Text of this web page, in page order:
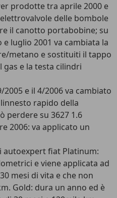
prodotte tra aprile 2000 e
delle bombole
il canotto portabobine; su
luglio 2001 va cambiata la
metano e sostituiti il tappo
e la testa cilindri
2005 e il 4/2006 va cambiato
rapido della
perdere su 3627 1.6
2006: va applicato un
autoexpert fiat Platinum:
e viene applicata ad
mesi di vita e che non
Gold: dura un anno ed è